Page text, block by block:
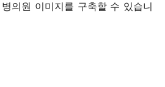
의원 이미지를 구축할 수 있습니